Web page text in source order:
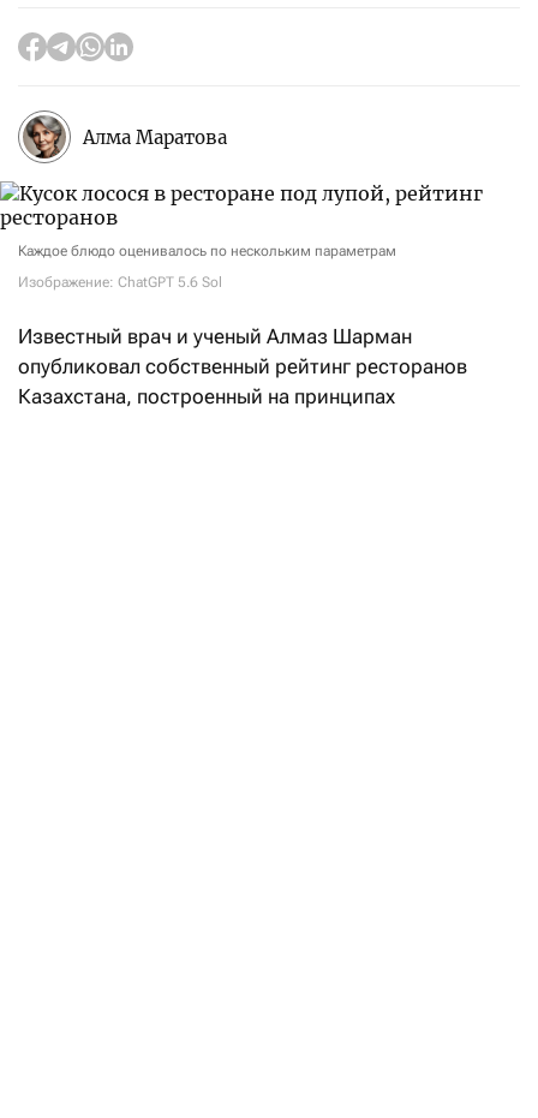
Алма Маратова
Каждое блюдо оценивалось по нескольким параметрам
Изображение: ChatGPT 5.6 Sol
Известный врач и ученый Алмаз Шарман
опубликовал собственный рейтинг ресторанов
Казахстана, построенный на принципах